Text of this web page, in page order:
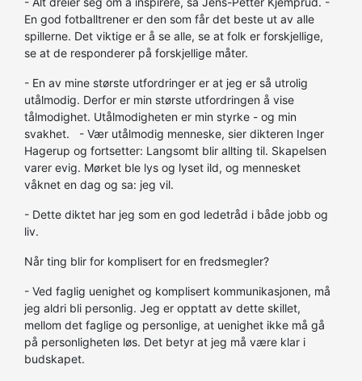
En god fotballtrener er den som får det beste ut av alle
spillerne. Det viktige er å se alle, se at folk er forskjellige,
se at de responderer på forskjellige måter.
- En av mine største utfordringer er at jeg er så utrolig
utålmodig. Derfor er min største utfordringen å vise
tålmodighet. Utålmodigheten er min styrke - og min
svakhet. - Vær utålmodig menneske, sier dikteren Inger
Hagerup og fortsetter: Langsomt blir allting til. Skapelsen
varer evig. Mørket ble lys og lyset ild, og mennesket
våknet en dag og sa: jeg vil.
- Dette diktet har jeg som en god ledetråd i både jobb og
liv.
Når ting blir for komplisert for en fredsmegler?
- Ved faglig uenighet og komplisert kommunikasjonen, må
jeg aldri bli personlig. Jeg er opptatt av dette skillet,
mellom det faglige og personlige, at uenighet ikke må gå
på personligheten løs. Det betyr at jeg må være klar i
budskapet.